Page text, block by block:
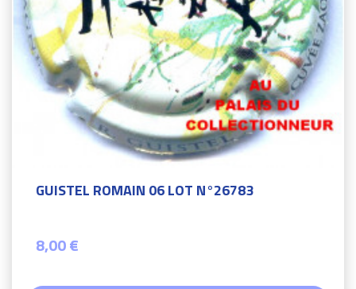
GUISTEL ROMAIN 06 LOT N°26783
8,00 €